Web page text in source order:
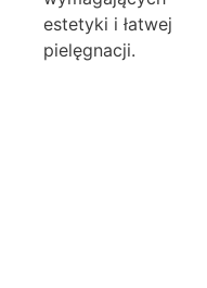
estetyki i łatwej
pielęgnacji.